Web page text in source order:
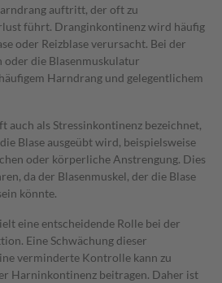
auftritt, der oft zu
führt. Dranginkontinenz wird häufig
oder Reizblase verursacht. Bei der
oder die Blasenmuskulatur
Harndrang und gelegentlichem
auch als Stressinkontinenz bezeichnet,
Blase ausgeübt wird, beispielsweise
oder körperliche Anstrengung. Dies
da der Blasenmuskel, der die Blase
könnte.
eine entscheidende Rolle bei der
Eine Schwächung dieser
verminderte Kontrolle kann zu
Harninkontinenz beitragen. Daher ist